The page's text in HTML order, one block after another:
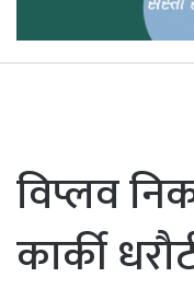
विप्लव
कार्की